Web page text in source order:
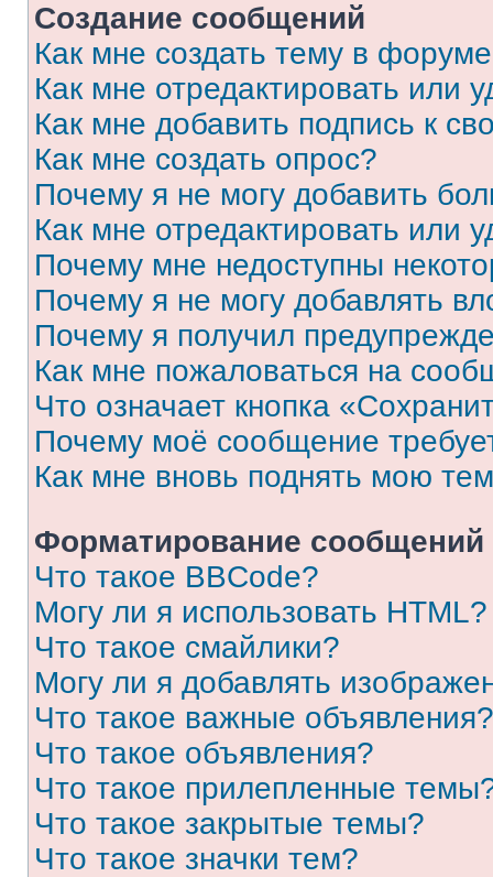
Создание сообщений
Как мне создать тему в
Как мне отредактировать или
Как мне добавить подпись к
Как мне создать опрос?
Почему я не могу добавить
Как мне отредактировать или
Почему мне недоступны
Почему я не могу добавлять
Почему я получил
Как мне пожаловаться на
Что означает кнопка
Почему моё сообщение
Как мне вновь поднять мою
Форматирование
Что такое BBCode?
Могу ли я использовать HTML?
Что такое смайлики?
Могу ли я добавлять
Что такое важные объявления?
Что такое объявления?
Что такое прилепленные
Что такое закрытые темы?
Что такое значки тем?